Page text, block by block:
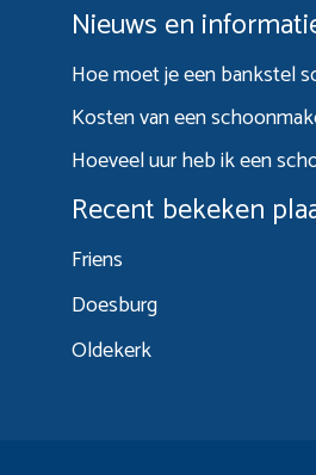
Nieuws en
Hoe moet je een bankstel
Kosten van een
Hoeveel uur heb ik een
Recent bekeken
Friens
Doesburg
Oldekerk